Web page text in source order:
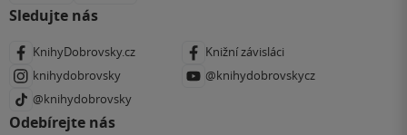
Sledujte nás
KnihyDobrovsky.cz
Knižní závisláci
knihydobrovsky
@knihydobrovskycz
@knihydobrovsky
Odebírejte nás